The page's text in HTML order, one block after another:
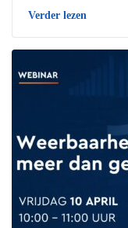
Verder lezen